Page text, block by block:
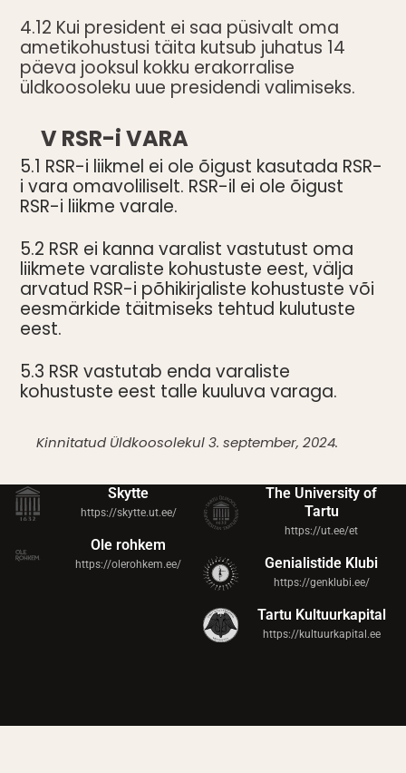
4.12 Kui president ei saa püsivalt oma
ametikohustusi täita kutsub juhatus 14
päeva jooksul kokku erakorralise
üldkoosoleku uue presidendi valimiseks.
V RSR-i VARA
5.1 RSR-i liikmel ei ole õigust kasutada RSR-
i vara omavoliliselt. RSR-il ei ole õigust
RSR-i liikme varale.
5.2 RSR ei kanna varalist vastutust oma
liikmete varaliste kohustuste eest, välja
arvatud RSR-i põhikirjaliste kohustuste või
eesmärkide täitmiseks tehtud kulutuste
eest.
5.3 RSR vastutab enda varaliste
kohustuste eest talle kuuluva varaga.
Kinnitatud Üldkoosolekul 3. september, 2024.
Skytte
https://skytte.ut.ee/
Ole rohkem
https://olerohkem.ee/
The University of
Tartu
https://ut.ee/et
Genialistide Klubi
https://genklubi.ee/
Tartu Kultuurkapital
https://kultuurkapital.ee